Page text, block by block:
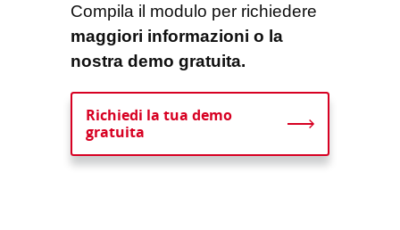
Compila il modulo per richiedere
maggiori informazioni o la
nostra demo gratuita.
Richiedi la tua demo
gratuita